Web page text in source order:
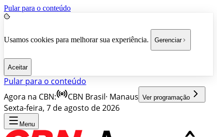
Pular para o conteúdo
Usamos cookies para melhorar sua experiência. Gerenciar
Aceitar
Pular para o conteúdo
Agora na CBN:
CBN Brasil· Manaus Ver programação
Sexta-feira, 7 de agosto de 2026
Menu